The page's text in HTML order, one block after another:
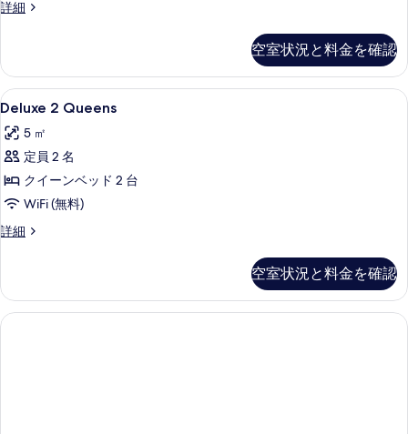
写
表
示
す
る
詳細
客
細
空室状況と料金を確認
Deluxe
2
Queens
の
す
べ
て
真
を
高級寝具、羽毛の掛け布団、ピロー
2
Deluxe 2 Queens
5 ㎡
定員 2 名
クイーンベッド 2 台
WiFi (無料)
詳細
Deluxe
詳
細
空室状況と料金を確認